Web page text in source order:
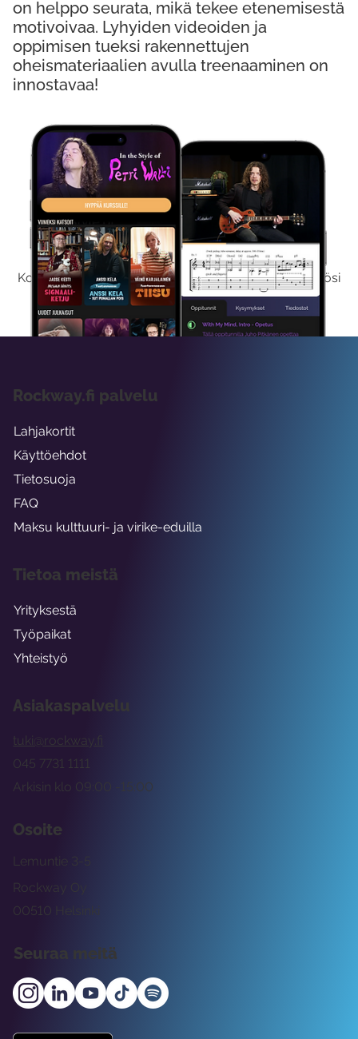
Kokeile Ilmaiseksi
Kokeilemalla ilmaiseksi saat koko sisältömme käyttöösi
viikon ajaksi.
on helppo seurata, mikä tekee etenemisestä
motivoivaa. Lyhyiden videoiden ja
oppimisen tueksi rakennettujen
oheismateriaalien avulla treenaaminen on
innostavaa!
Asiakaspalvelu
tuki@rockway.fi
Arkisin klo 09:00 -15:00
045 7731 1111
Osoite
Rockway Oy
Lemuntie 3-5
00510 Helsinki
Seuraa meitä
Rockway.fi palvelu
Lahjakortit
Käyttöehdot
Tietosuoja
FAQ
Maksu kulttuuri- ja virike-eduilla
Tietoa meistä
Yrityksestä
Työpaikat
Yhteistyö